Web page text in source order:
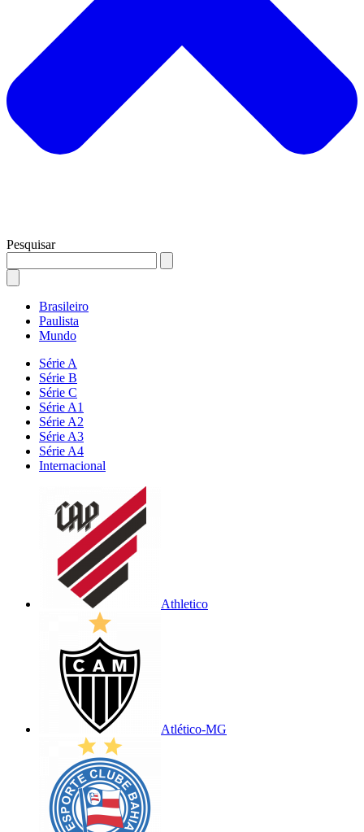
Pesquisar
Brasileiro
Paulista
Mundo
Série A
Série B
Série C
Série A1
Série A2
Série A3
Série A4
Internacional
Athletico
Atlético-MG